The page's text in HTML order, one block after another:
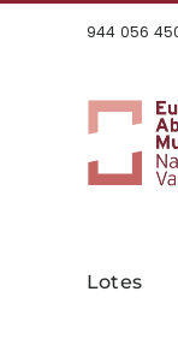
944 056
Lotes